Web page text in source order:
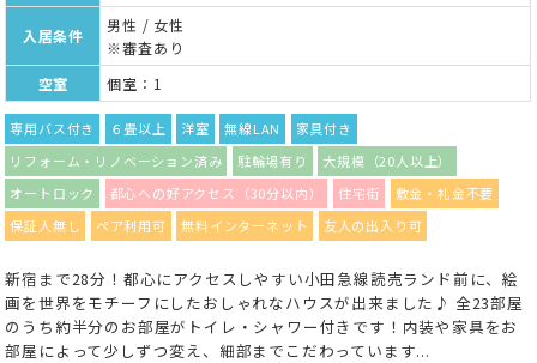
入居条件
男性 / 女性
※審査あり
空室
個室：1
専用バス付き ６畳以上 洋室 無線LAN
家具付き
リフォーム・リノベーション済み
駐輪場有り
大規模（20人以上）
オートロック
都心への好アクセス（30分以内） 住宅街
敷金・礼金不要
保証人無し
ペア利用可 無料インターネット 友人の出入り可
新宿まで28分！都心にアクセスしやすい小田急線読売ランド前に、絵
画を世界をモチーフにしたおしゃれなハウスが出来ました♪ 全23部屋
のうち約半分のお部屋がトイレ・シャワー付きです！内装や家具をお
部屋によって少しずつ変え、細部までこだわっています...